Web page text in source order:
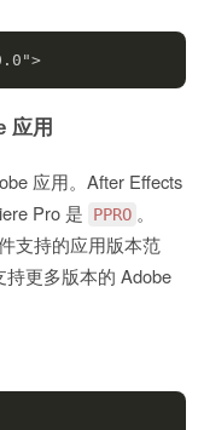
应用
应用。After Effects
Pro 是 PPRO 。
支持的应用版本范
更多版本的 Adobe